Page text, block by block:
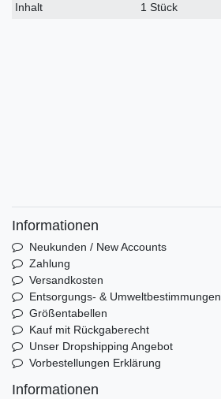
Inhalt
1 Stück
Informationen
Neukunden / New Accounts
Zahlung
Versandkosten
Entsorgungs- & Umweltbestimmungen
Größentabellen
Kauf mit Rückgaberecht
Unser Dropshipping Angebot
Vorbestellungen Erklärung
Informationen